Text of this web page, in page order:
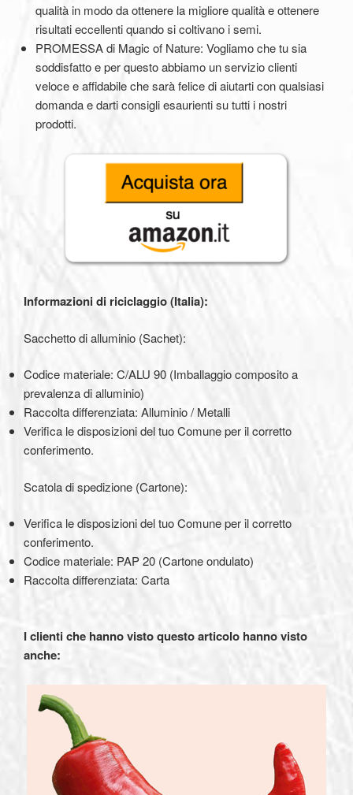
qualità in modo da ottenere la migliore qualità e ottenere
risultati eccellenti quando si coltivano i semi.
PROMESSA di Magic of Nature: Vogliamo che tu sia
soddisfatto e per questo abbiamo un servizio clienti
veloce e affidabile che sarà felice di aiutarti con qualsiasi
domanda e darti consigli esaurienti su tutti i nostri
prodotti.
Informazioni di riciclaggio (Italia):
Sacchetto di alluminio (Sachet):
Codice materiale: C/ALU 90 (Imballaggio composito a
prevalenza di alluminio)
Raccolta differenziata: Alluminio / Metalli
Verifica le disposizioni del tuo Comune per il corretto
conferimento.
Scatola di spedizione (Cartone):
Verifica le disposizioni del tuo Comune per il corretto
conferimento.
Codice materiale: PAP 20 (Cartone ondulato)
Raccolta differenziata: Carta
I clienti che hanno visto questo articolo hanno visto
anche: